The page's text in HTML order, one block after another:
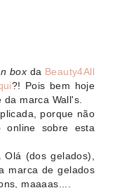
boxda Beauty4All
?! Pois bem hoje
marca Wall's.
porque não
online sobre esta
(dos gelados),
marca de gelados
maaaas....